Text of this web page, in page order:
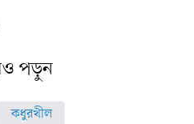
পড়ুন
কধুরখীল